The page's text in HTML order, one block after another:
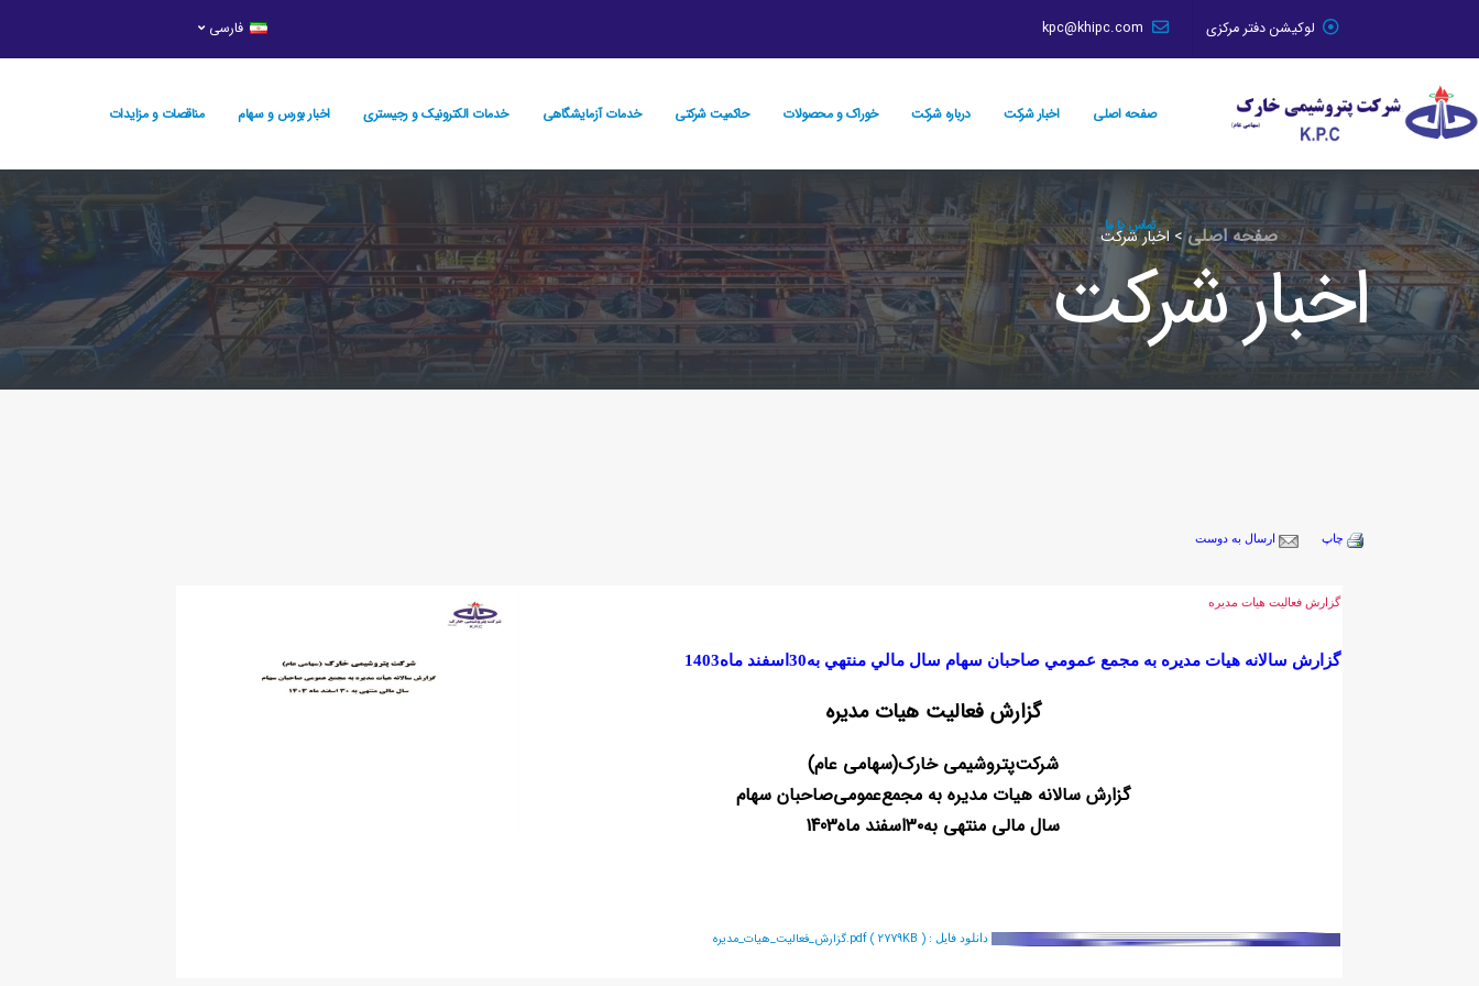
لوکیشن دفتر مرکزی فارسی
صفحه اصلی اخبار شرکت درباره شرکت خوراک و محصولات حاكميت شركتي خدمات آزمایشگاهی خدمات الکترونیک و رجيستري اخبار بورس و سهام مناقصات و مزایدات
تماس با ما صفحه اصلی> اخبار شرکت
اخبار شرکت
چاپ ارسال به دوست
گزارش فعالیت هیات مدیره
گزارش سالانه هیات مديره به مجمع عمومي صاحبان سهام سال مالي منتهي به30اسفند ماه1403
گزارش فعالیت هیات مدیره
شركتپتروشيمي خارك(سهامي عام)
گزارش سالانه هیات مديره به مجمععموميصاحبان سهام
سال مالي منتهي به٣٠اسفند ماه1403
دانلود فايل :گزارش_فعالیت_هیات_مدیره.pdf ( 2779KB )